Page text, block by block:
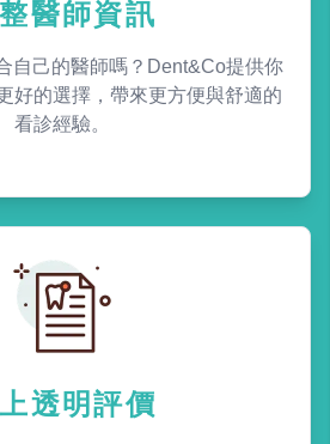
醫師資訊
自己的醫師嗎？Dent&Co提供你
好的選擇，帶來更方便與舒適的
看診經驗。
透明評價